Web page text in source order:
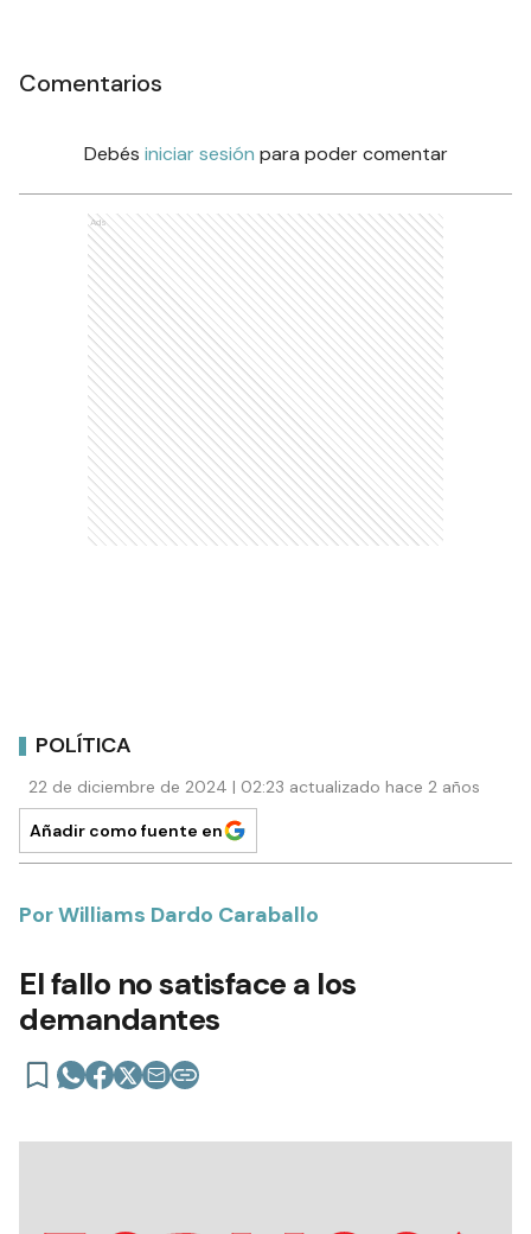
Comentarios
Debés iniciar sesión para poder comentar
Ads
POLÍTICA
22 de diciembre de 2024 | 02:23 actualizado hace 2 años
Añadir como fuente en
Por Williams Dardo Caraballo
El fallo no satisface a los
demandantes